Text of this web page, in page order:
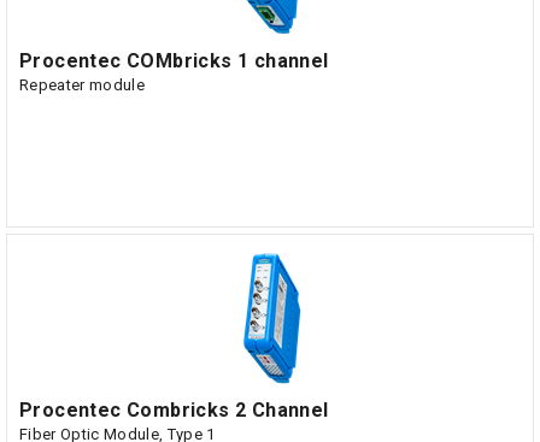
Procentec COMbricks 1 channel
Repeater module
Procentec Combricks 2 Channel
Fiber Optic Module, Type 1